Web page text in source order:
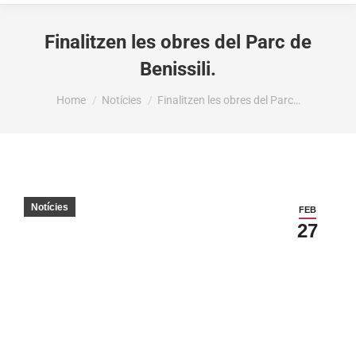
Finalitzen les obres del Parc de
Benissili.
You are here:
Home Notícies Finalitzen les obres del Parc…
FEB
27
Notícies